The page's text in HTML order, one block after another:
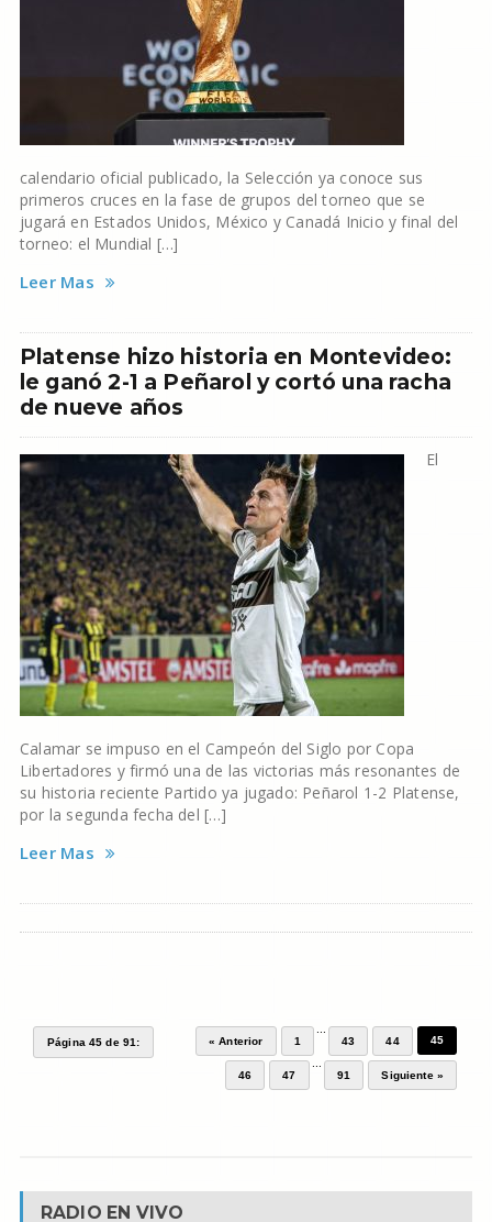
calendario oficial publicado, la Selección ya conoce sus
primeros cruces en la fase de grupos del torneo que se
jugará en Estados Unidos, México y Canadá Inicio y final del
torneo: el Mundial […]
Leer Mas
Platense hizo historia en Montevideo:
le ganó 2-1 a Peñarol y cortó una racha
de nueve años
El
Calamar se impuso en el Campeón del Siglo por Copa
Libertadores y firmó una de las victorias más resonantes de
su historia reciente Partido ya jugado: Peñarol 1-2 Platense,
por la segunda fecha del […]
Leer Mas
Página 45 de 91: « Anterior 1
43
44 45
46 47
91
Siguiente »
RADIO EN VIVO